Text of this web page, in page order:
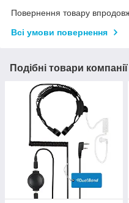
Повернення товару
Всі умови повернення
Подібні товари компанії